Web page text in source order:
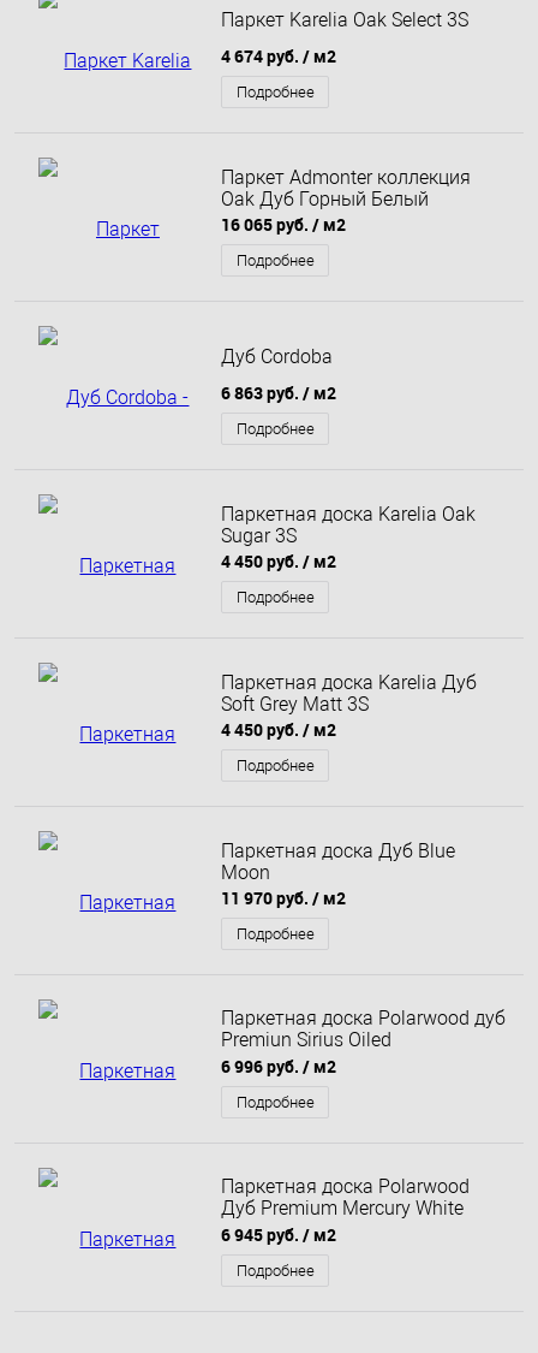
Паркет Karelia Oak Select 3S
4 674 руб. / м2
Подробнее
Паркет Admonter коллекция
Oak Дуб Горный Белый
16 065 руб. / м2
Подробнее
Дуб Cordoba
6 863 руб. / м2
Подробнее
Паркетная доска Karelia Oak
Sugar 3S
4 450 руб. / м2
Подробнее
Паркетная доска Karelia Дуб
Soft Grey Matt 3S
4 450 руб. / м2
Подробнее
Паркетная доска Дуб Blue
Moon
11 970 руб. / м2
Подробнее
Паркетная доска Polarwood дуб
Premiun Sirius Oiled
однополосный
6 996 руб. / м2
Подробнее
Паркетная доска Polarwood
Дуб Premium Mercury White
Oiled однополосный
6 945 руб. / м2
Подробнее